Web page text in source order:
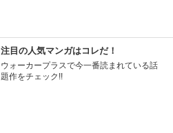
注目の人気マンガはコレだ！
ウォーカープラスで今一番読まれている話
題作をチェック!!